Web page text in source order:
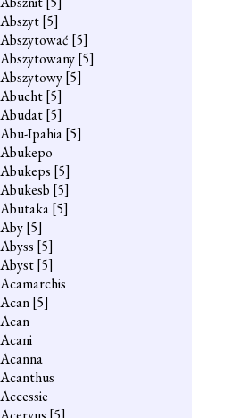
Abszyt[5]
Abszytować [5]
Abszytowany[5]
Abszytowy[5]
Abucht[5]
Abudat[5]
Abu-Ipahia[5]
Abukepo
Abukeps [5]
Abukesb [5]
Abutaka[5]
Aby[5]
Abyss [5]
Abyst[5]
Acamarchis
Acan[5]
Acan
Acani
Acanna
Acanthus
Accessie